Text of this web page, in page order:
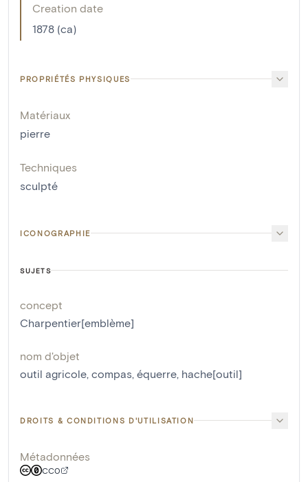
Creation date
1878 (ca)
PROPRIÉTÉS PHYSIQUES
Matériaux
pierre
Techniques
sculpté
ICONOGRAPHIE
SUJETS
concept
Charpentier[emblème]
nom d'objet
outil agricole compas équerre hache[outil]
DROITS & CONDITIONS D'UTILISATION
Métadonnées
CC0